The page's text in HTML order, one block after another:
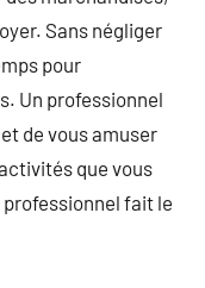
Sans négliger
pour
Un professionnel
de vous amuser
que vous
fait le